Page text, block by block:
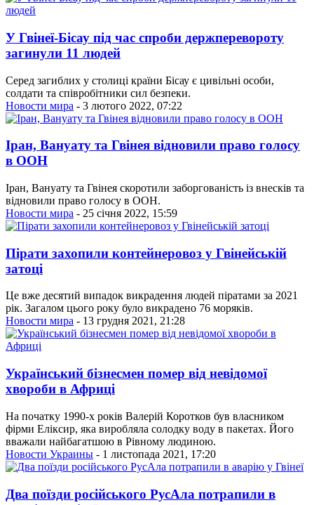
У Гвінеї-Бісау під час спроби держперевороту
загинули 11 людей
Серед загиблих у столиці країни Бісау є цивільні особи,
солдати та співробітники сил безпеки.
Новости мира - 3 лютого 2022, 07:22
Іран, Вануату та Гвінея відновили право голосу
в ООН
Іран, Вануату та Гвінея скоротили заборгованість із внесків та
відновили право голосу в ООН.
Новости мира - 25 січня 2022, 15:59
Пірати захопили контейнеровоз у Гвінейській
затоці
Це вже десятий випадок викрадення людей піратами за 2021
рік. Загалом цього року було викрадено 76 моряків.
Новости мира - 13 грудня 2021, 21:28
Український бізнесмен помер від невідомої
хвороби в Африці
На початку 1990-х років Валерій Коротков був власником
фірми Еліксир, яка виробляла солодку воду в пакетах. Його
вважали найбагатшою в Рівному людиною.
Новости Украины - 1 листопада 2021, 17:20
Два поїзди російського РусАла потрапили в